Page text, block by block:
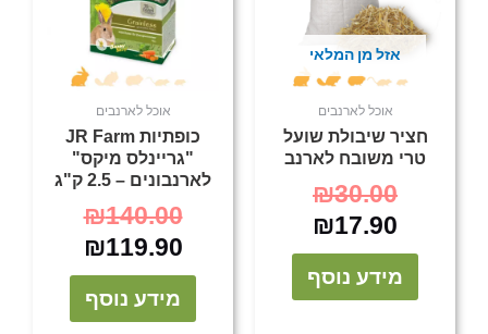
אזל מן המלאי
אוכל לארנבים
חציר שיבולת שועל
טרי משובח לארנב
₪30.00
₪17.90
מידע נוסף
אוכל לארנבים
כופתיות JR Farm
"גריינלס מיקס"
לארנבונים – 2.5 ק"ג
₪140.00
₪119.90
מידע נוסף